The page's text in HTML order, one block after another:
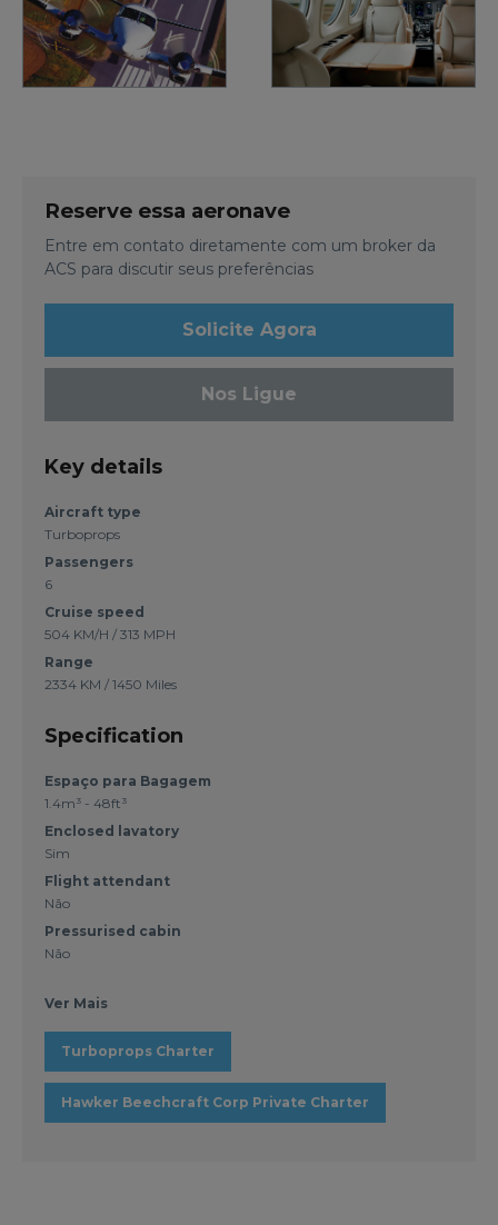
Reserve essa aeronave
Entre em contato diretamente com um broker da
ACS para discutir seus preferências
Solicite Agora
Nos Ligue
Key details
Aircraft type
Turboprops
Passengers
6
Cruise speed
504 KM/H / 313 MPH
Range
2334 KM / 1450 Miles
Specification
Espaço para Bagagem
1.4m³ - 48ft³
Enclosed lavatory
Sim
Flight attendant
Não
Pressurised cabin
Não
Ver Mais
Turboprops Charter
Hawker Beechcraft Corp Private Charter